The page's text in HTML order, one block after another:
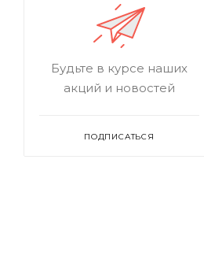
Будьте в курсе наших
акций и новостей
ПОДПИСАТЬСЯ